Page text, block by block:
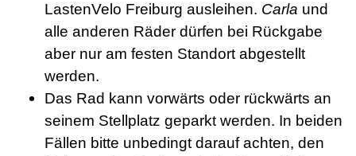
LastenVelo Freiburg ausleihen. Carla und
alle anderen Räder dürfen bei Rückgabe
aber nur am festen Standort abgestellt
werden.
Das Rad kann vorwärts oder rückwärts an
seinem Stellplatz geparkt werden. In beiden
Fällen bitte unbedingt darauf achten, den